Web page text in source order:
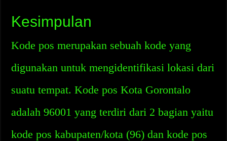
Kesimpulan
Kode pos merupakan sebuah kode yang
digunakan untuk mengidentifikasi lokasi dari
suatu tempat. Kode pos Kota Gorontalo
adalah 96001 yang terdiri dari 2 bagian yaitu
kode pos kabupaten/kota (96) dan kode pos